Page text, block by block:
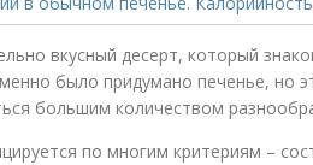
вкусный десерт, который
было придумано печенье, но
большим количеством
по многим критериям –